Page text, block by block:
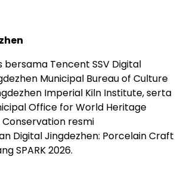
Tencent SSV Digital
Municipal Bureau of Culture
Imperial Kiln Institute, serta
Office for World Heritage
resmi
Digital Jingdezhen: Porcelain Craft
SPARK 2026.